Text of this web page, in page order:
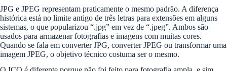
JPG e JPEG representam praticamente o mesmo padrão. A diferença
histórica está no limite antigo de três letras para extensões em alguns
sistemas, o que popularizou “.jpg” em vez de “.jpeg”. Ambos são
usados para armazenar fotografias e imagens com muitas cores.
Quando se fala em converter JPG, converter JPEG ou transformar uma
imagem JPEG, o objetivo técnico costuma ser o mesmo.